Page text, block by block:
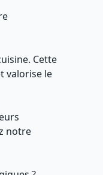
Cette
valorise le
notre